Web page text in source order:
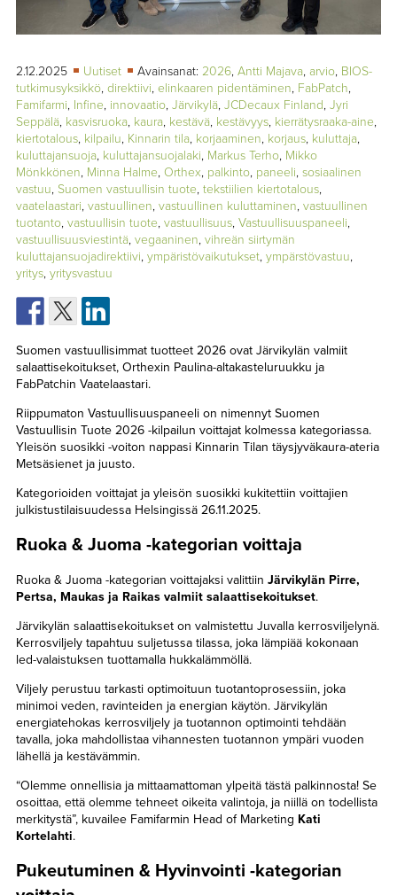
TAPAHTUMAT
2.12.2025 Uutiset Avainsanat: 2026, Antti Majava, arvio, BIOS-
tutkimusyksikkö, direktiivi, elinkaaren pidentäminen, FabPatch,
Famifarmi, Infine, innovaatio, Järvikylä, JCDecaux Finland, Jyri
Seppälä, kasvisruoka, kaura, kestävä, kestävyys, kierrätysraaka-aine,
kiertotalous, kilpailu, Kinnarin tila, korjaaminen, korjaus, kuluttaja,
kuluttajansuoja, kuluttajansuojalaki, Markus Terho, Mikko
Mönkkönen, Minna Halme, Orthex, palkinto, paneeli, sosiaalinen
vastuu, Suomen vastuullisin tuote, tekstiilien kiertotalous,
vaatelaastari, vastuullinen, vastuullinen kuluttaminen, vastuullinen
tuotanto, vastuullisin tuote, vastuullisuus, Vastuullisuuspaneeli,
vastuullisuusviestintä, vegaaninen, vihreän siirtymän
kuluttajansuojadirektiivi, ympäristövaikutukset, ympärstövastuu,
yritys, yritysvastuu
Suomen vastuullisimmat tuotteet 2026 ovat Järvikylän valmiit
salaattisekoitukset, Orthexin Paulina-altakasteluruukku ja
FabPatchin Vaatelaastari.
Riippumaton Vastuullisuuspaneeli on nimennyt Suomen
Vastuullisin Tuote 2026 -kilpailun voittajat kolmessa kategoriassa.
Yleisön suosikki -voiton nappasi Kinnarin Tilan täysjyväkaura-ateria
Metsäsienet ja juusto.
Kategorioiden voittajat ja yleisön suosikki kukitettiin voittajien
julkistustilaisuudessa Helsingissä 26.11.2025.
Ruoka & Juoma -kategorian voittaja
Ruoka & Juoma -kategorian voittajaksi valittiin Järvikylän Pirre,
Pertsa, Maukas ja Raikas valmiit salaattisekoitukset.
Järvikylän salaattisekoitukset on valmistettu Juvalla kerrosviljelynä.
Kerrosviljely tapahtuu suljetussa tilassa, joka lämpiää kokonaan
led-valaistuksen tuottamalla hukkalämmöllä.
Viljely perustuu tarkasti optimoituun tuotantoprosessiin, joka
minimoi veden, ravinteiden ja energian käytön. Järvikylän
energiatehokas kerrosviljely ja tuotannon optimointi tehdään
tavalla, joka mahdollistaa vihannesten tuotannon ympäri vuoden
lähellä ja kestävämmin.
“Olemme onnellisia ja mittaamattoman ylpeitä tästä palkinnosta! Se
osoittaa, että olemme tehneet oikeita valintoja, ja niillä on todellista
merkitystä”, kuvailee Famifarmin Head of Marketing Kati
Kortelahti.
Pukeutuminen & Hyvinvointi -kategorian